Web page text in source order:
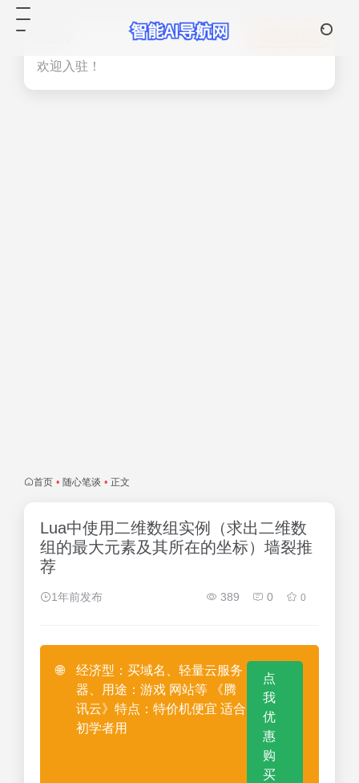
欢迎入驻！
首页 • 随心笔谈 • 正文
Lua中使用二维数组实例（求出二维数
组的最大元素及其所在的坐标）墙裂推
荐
1年前发布 389 0 0
🌐
经济型：买域名、轻量云服务
器、用途：游戏 网站等 《腾
讯云》特点：特价机便宜 适合
初学者用
点
我
优
惠
购
买